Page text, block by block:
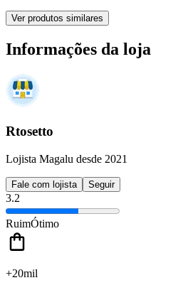
Ver produtos similares
Informações da loja
Rtosetto
Lojista Magalu desde 2021
Fale com lojista Seguir
3.2
RuimÓtimo
+20mil